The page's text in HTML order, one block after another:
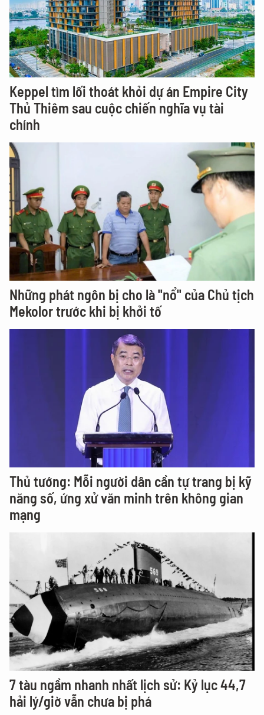
Keppel tìm lối thoát khỏi dự án Empire City
Thủ Thiêm sau cuộc chiến nghĩa vụ tài
chính
Những phát ngôn bị cho là "nổ" của Chủ tịch
Mekolor trước khi bị khởi tố
Thủ tướng: Mỗi người dân cần tự trang bị kỹ
năng số, ứng xử văn minh trên không gian
mạng
7 tàu ngầm nhanh nhất lịch sử: Kỷ lục 44,7
hải lý/giờ vẫn chưa bị phá